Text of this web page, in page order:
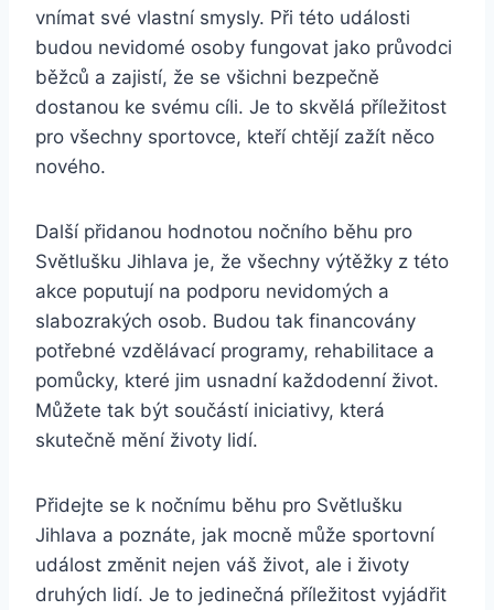
vnímat své​ vlastní smysly. Při ⁤této události
budou nevidomé osoby​ fungovat jako průvodci
běžců​ a ‍zajistí, že se všichni bezpečně
dostanou ke‍ svému cíli.​ Je to skvělá příležitost
pro všechny sportovce, kteří chtějí ⁢zažít něco
nového.
Další přidanou hodnotou nočního běhu pro
Světlušku Jihlava je, že všechny výtěžky z této
akce⁢ poputují na podporu nevidomých ‌a
slabozrakých osob. Budou tak financovány
potřebné vzdělávací programy, ‍rehabilitace a
pomůcky, které jim ‍usnadní každodenní život.
Můžete⁤ tak ​být součástí iniciativy, která
skutečně mění životy⁢ lidí.
Přidejte⁣ se k ⁢nočnímu běhu pro Světlušku
Jihlava a poznáte, jak mocně může sportovní‌
událost změnit nejen váš‌ život, ale i životy
druhých lidí. Je to jedinečná příležitost vyjádřit